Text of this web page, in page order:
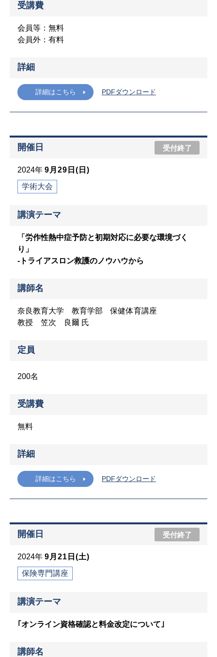
受講費
会員等：無料
会員外：有料
詳細
PDFダウンロード
詳細はこちら
開催日 受付終了
2024年 9月29日(日)
学術大会
講演テーマ
「労作性熱中症予防と初期対応に必要な環境づく
り」
-トライアスロン救護のノウハウから
講師名
奈良教育大学 教育学部 保健体育講座
教授 笠次 良爾 氏
定員
200名
受講費
無料
詳細
PDFダウンロード
詳細はこちら
開催日 受付終了
2024年 9月21日(土)
保険専門講座
講演テーマ
｢オンライン資格確認と料金改定について｣
講師名